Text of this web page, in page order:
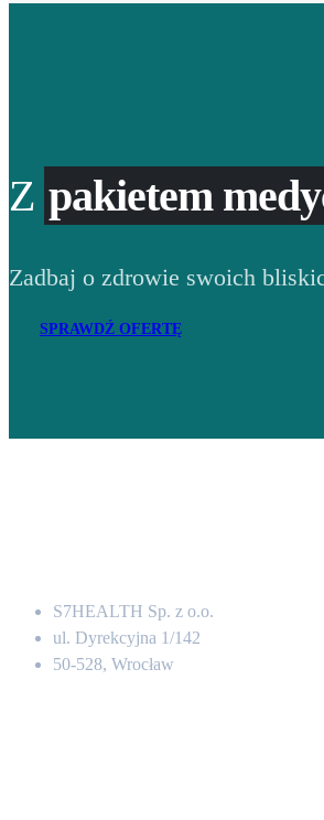
Z pakietem
Zadbaj o zdrowie swoich
SPRAWDŹ OFERTĘ
S7HEALTH Sp. z o.o.
ul. Dyrekcyjna 1/142
50-528, Wrocław